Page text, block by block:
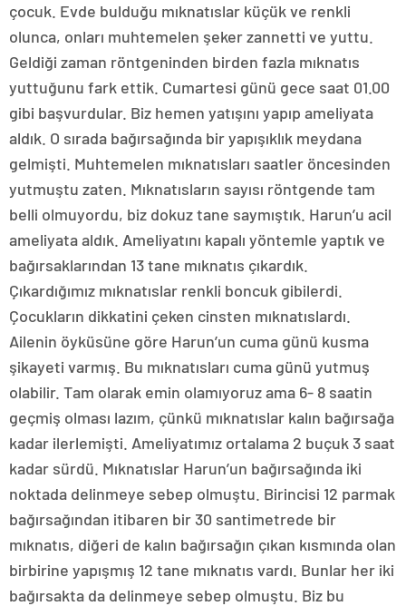
çocuk. Evde bulduğu mıknatıslar küçük ve renkli
olunca, onları muhtemelen şeker zannetti ve yuttu.
Geldiği zaman röntgeninden birden fazla mıknatıs
yuttuğunu fark ettik. Cumartesi günü gece saat 01.00
gibi başvurdular. Biz hemen yatışını yapıp ameliyata
aldık. O sırada bağırsağında bir yapışıklık meydana
gelmişti. Muhtemelen mıknatısları saatler öncesinden
yutmuştu zaten. Mıknatısların sayısı röntgende tam
belli olmuyordu, biz dokuz tane saymıştık. Harun’u acil
ameliyata aldık. Ameliyatını kapalı yöntemle yaptık ve
bağırsaklarından 13 tane mıknatıs çıkardık.
Çıkardığımız mıknatıslar renkli boncuk gibilerdi.
Çocukların dikkatini çeken cinsten mıknatıslardı.
Ailenin öyküsüne göre Harun’un cuma günü kusma
şikayeti varmış. Bu mıknatısları cuma günü yutmuş
olabilir. Tam olarak emin olamıyoruz ama 6- 8 saatin
geçmiş olması lazım, çünkü mıknatıslar kalın bağırsağa
kadar ilerlemişti. Ameliyatımız ortalama 2 buçuk 3 saat
kadar sürdü. Mıknatıslar Harun’un bağırsağında iki
noktada delinmeye sebep olmuştu. Birincisi 12 parmak
bağırsağından itibaren bir 30 santimetrede bir
mıknatıs, diğeri de kalın bağırsağın çıkan kısmında olan
birbirine yapışmış 12 tane mıknatıs vardı. Bunlar her iki
bağırsakta da delinmeye sebep olmuştu. Biz bu